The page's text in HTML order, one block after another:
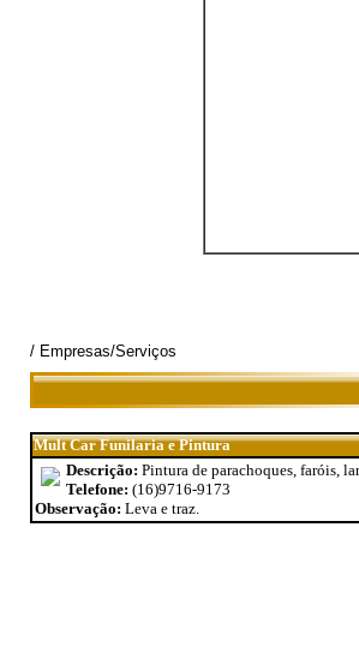
/ Empresas/Serviços
Mult Car Funilaria e Pintura
Descrição: Pintura de parachoques, faróis,
Telefone: (16)9716-9173
Observação: Leva e traz.